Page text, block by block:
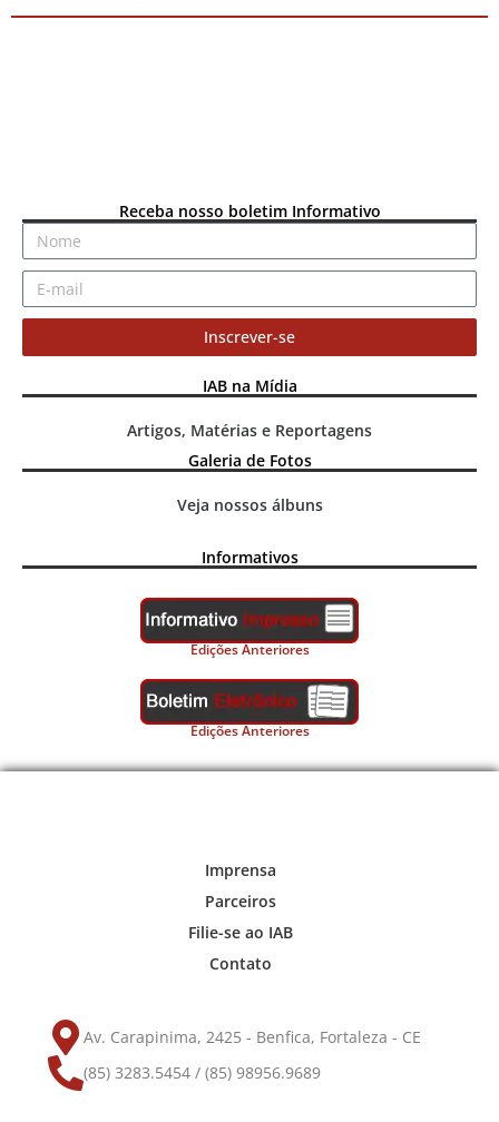
Receba nosso boletim Informativo
Inscrever-se
IAB na Mídia
Artigos, Matérias e Reportagens
Galeria de Fotos
Veja nossos álbuns
Informativos
Edições Anteriores
Edições Anteriores
Imprensa
Parceiros
Filie-se ao IAB
Contato
Av. Carapinima, 2425 - Benfica, Fortaleza - CE
(85) 3283.5454 / (85) 98956.9689